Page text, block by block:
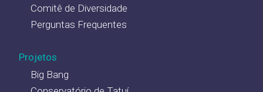
Comitê de Diversidade
Perguntas Frequentes
Projetos
Big Bang